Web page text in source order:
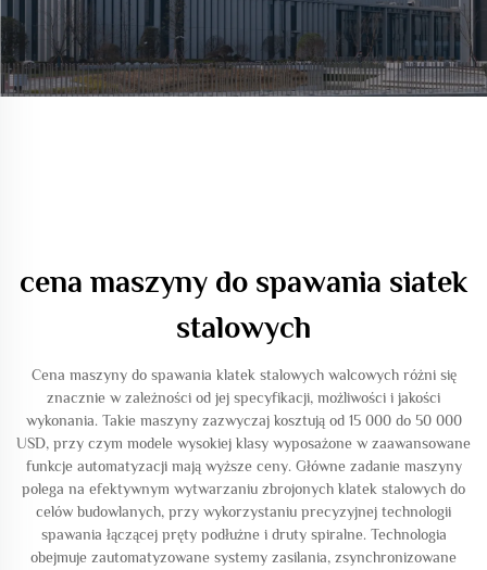
cena maszyny do spawania siatek
stalowych
Cena maszyny do spawania klatek stalowych walcowych różni się
znacznie w zależności od jej specyfikacji, możliwości i jakości
wykonania. Takie maszyny zazwyczaj kosztują od 15 000 do 50 000
USD, przy czym modele wysokiej klasy wyposażone w zaawansowane
funkcje automatyzacji mają wyższe ceny. Główne zadanie maszyny
polega na efektywnym wytwarzaniu zbrojonych klatek stalowych do
celów budowlanych, przy wykorzystaniu precyzyjnej technologii
spawania łączącej pręty podłużne i druty spiralne. Technologia
obejmuje zautomatyzowane systemy zasilania, zsynchronizowane